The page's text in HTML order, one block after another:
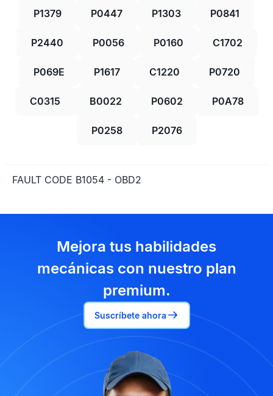
P1379 P0447 P1303 P0841
P2440 P0056 P0160 C1702
P069E P1617 C1220 P0720
C0315 B0022 P0602 P0A78
P0258 P2076
FAULT CODE B1054 - OBD2
Mejora tus habilidades
mecánicas con nuestro plan
premium.
Suscríbete ahora